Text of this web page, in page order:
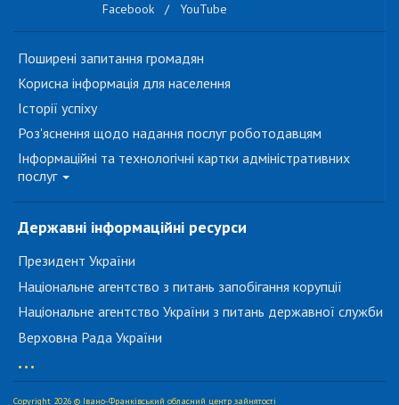
Facebook / YouTube
Поширені запитання громадян
Корисна інформація для населення
Історії успіху
Роз'яснення щодо надання послуг роботодавцям
Інформаційні та технологічні картки адміністративних
послуг
Державні інформаційні ресурси
Президент України
Національне агентство з питань запобігання корупції
Національне агентство України з питань державної служби
Верховна Рада України
...
Copyright 2026 © Івано-Франківський обласний центр зайнятості